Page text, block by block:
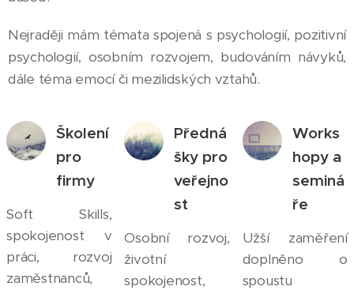
Nejraději mám témata spojená s psychologií, pozitivní
psychologií, osobním rozvojem, budováním návyků,
dále téma emocí či mezilidských vztahů.
Školení
pro
firmy
Soft Skills,
spokojenost v
práci, rozvoj
zaměstnanců,
Předná
šky pro
veřejno
st
Osobní rozvoj,
životní
spokojenost,
Works
hopy a
seminá
ře
Užší zaměření
doplněno o
spoustu